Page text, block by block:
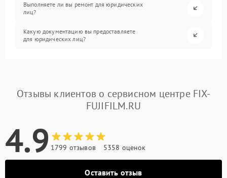
Выполняете ли вы ремонт для юридических
лиц?
Какую документацию вы предоставляете
для юридических лиц?
Отзывы клиентов о сервисном центре FIX-
FUJIFILM.RU
4.9 1799 отзывов 5358 оценок
Оставить отзыв